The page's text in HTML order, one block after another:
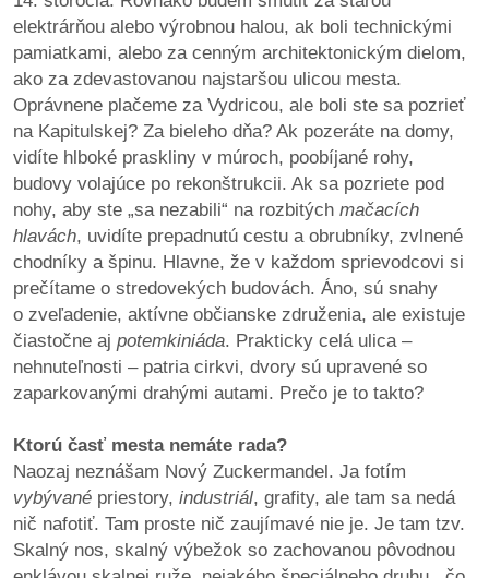
elektrárňou alebo výrobnou halou, ak boli technickými
pamiatkami, alebo za cenným architektonickým dielom,
ako za zdevastovanou najstaršou ulicou mesta.
Oprávnene plačeme za Vydricou, ale boli ste sa pozrieť
na Kapitulskej? Za bieleho dňa? Ak pozeráte na domy,
vidíte hlboké praskliny v múroch, poobíjané rohy,
budovy volajúce po rekonštrukcii. Ak sa pozriete pod
nohy, aby ste „sa nezabili“ na rozbitých mačacích
hlavách, uvidíte prepadnutú cestu a obrubníky, zvlnené
chodníky a špinu. Hlavne, že v každom sprievodcovi si
prečítame o stredovekých budovách. Áno, sú snahy
o zveľadenie, aktívne občianske združenia, ale existuje
čiastočne aj potemkiniáda. Prakticky celá ulica –
nehnuteľnosti – patria cirkvi, dvory sú upravené so
zaparkovanými drahými autami. Prečo je to takto?
Ktorú časť mesta nemáte rada?
Naozaj neznášam Nový Zuckermandel. Ja fotím
vybývané priestory, industriál, grafity, ale tam sa nedá
nič nafotiť. Tam proste nič zaujímavé nie je. Je tam tzv.
Skalný nos, skalný výbežok so zachovanou pôvodnou